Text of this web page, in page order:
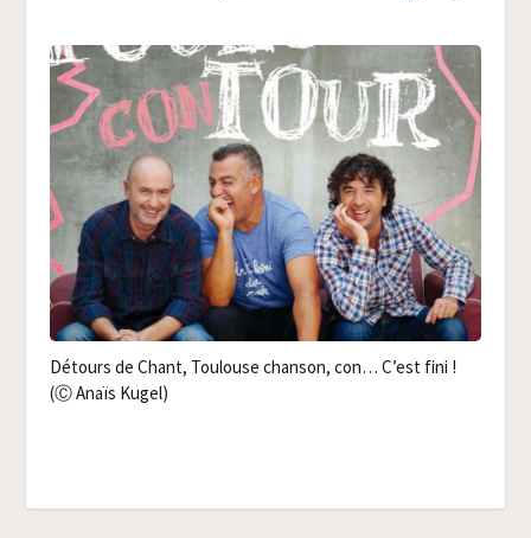
Détours de Chant, Tou­louse chan­son, con… C’est fini !
(Ⓒ Anaïs Kugel)